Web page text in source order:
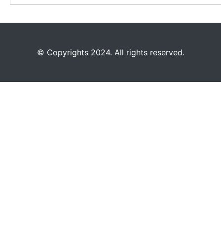
©️ Copyrights 2024. All rights reserved.